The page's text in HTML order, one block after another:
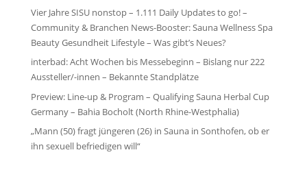
Vier Jahre SISU nonstop – 1.111 Daily Updates to go! –
Community & Branchen News-Booster: Sauna Wellness Spa
Beauty Gesundheit Lifestyle – Was gibt’s Neues?
interbad: Acht Wochen bis Messebeginn – Bislang nur 222
Aussteller/-innen – Bekannte Standplätze
Preview: Line-up & Program – Qualifying Sauna Herbal Cup
Germany – Bahia Bocholt (North Rhine-Westphalia)
„Mann (50) fragt jüngeren (26) in Sauna in Sonthofen, ob er
ihn sexuell befriedigen will“